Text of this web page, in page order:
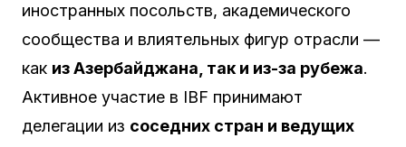
иностранных посольств, академического
сообщества и влиятельных фигур отрасли —
как из Азербайджана, так и из-за рубежа.
Активное участие в IBF принимают
делегации из соседних стран и ведущих